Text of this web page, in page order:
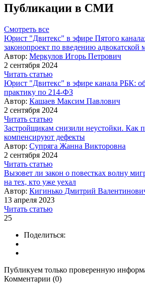
Публикации в СМИ
Смотреть все
Юрист "Двитекс" в эфире Пятого
законопроект по введению адвокатской
Автор: Меркулов Игорь Петрович
2 сентября 2024
Читать статью
Юрист "Двитекс" в эфире канала РБК:
практику по 214-ФЗ
Автор: Кашаев Максим Павлович
2 сентября 2024
Читать статью
Застройщикам снизили неустойки. Как
компенсируют дефекты
Автор: Супряга Жанна Викторовна
2 сентября 2024
Читать статью
Вызовет ли закон о повестках волну
на тех, кто уже уехал
Автор: Кигинько Дмитрий
13 апреля 2023
Читать статью
25
Поделиться:
Публикуем только проверенную
Комментарии (0)